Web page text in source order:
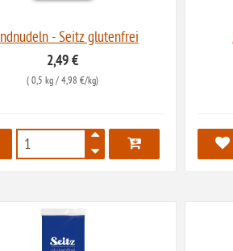
- Seitz glutenfrei
2,49 €
(0,5 kg / 4,98 €/kg)
540